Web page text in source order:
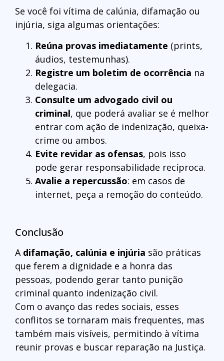
Se você foi vítima de calúnia, difamação ou
injúria, siga algumas orientações:
Reúna provas imediatamente (prints,
áudios, testemunhas).
Registre um boletim de ocorrência na
delegacia.
Consulte um advogado civil ou
criminal, que poderá avaliar se é melhor
entrar com ação de indenização, queixa-
crime ou ambos.
Evite revidar as ofensas, pois isso
pode gerar responsabilidade recíproca.
Avalie a repercussão: em casos de
internet, peça a remoção do conteúdo.
Conclusão
A difamação, calúnia e injúria são práticas
que ferem a dignidade e a honra das
pessoas, podendo gerar tanto punição
criminal quanto indenização civil.
Com o avanço das redes sociais, esses
conflitos se tornaram mais frequentes, mas
também mais visíveis, permitindo à vítima
reunir provas e buscar reparação na Justiça.